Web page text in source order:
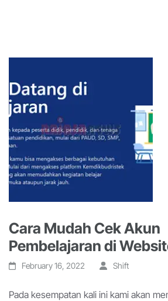
Cara Mudah Cek Akun
Pembelajaran di
February 16, 2022 Shift
Pada kesempatan kali ini kami akan